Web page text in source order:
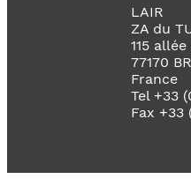
LAIR
ZA du
115
77170
France
Tel +33
Fax +33